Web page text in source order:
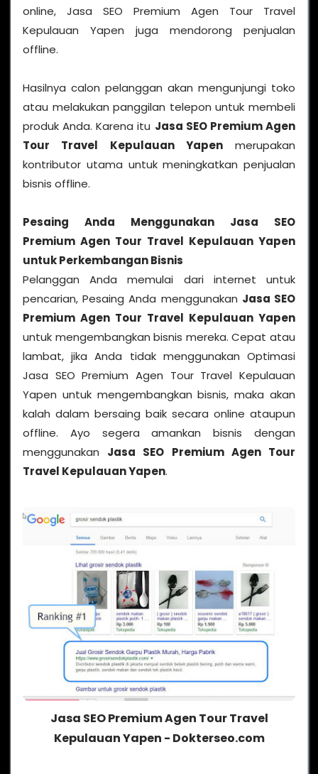
online, Jasa SEO Premium Agen Tour Travel
Kepulauan Yapen juga mendorong penjualan
offline.
Hasilnya calon pelanggan akan mengunjungi toko
atau melakukan panggilan telepon untuk membeli
produk Anda. Karena itu Jasa SEO Premium Agen
Tour Travel Kepulauan Yapenmerupakan
kontributor utama untuk meningkatkan penjualan
bisnis offline.
Pesaing Anda Menggunakan Jasa SEO
Premium Agen Tour Travel Kepulauan Yapen
untuk Perkembangan Bisnis
Pelanggan Anda memulai dari internet untuk
pencarian, Pesaing Anda menggunakan Jasa SEO
Premium Agen Tour Travel Kepulauan Yapen
untuk mengembangkan bisnis mereka. Cepat atau
lambat, jika Anda tidak menggunakan Optimasi
Jasa SEO Premium Agen Tour Travel Kepulauan
Yapen untuk mengembangkan bisnis, maka akan
kalah dalam bersaing baik secara online ataupun
offline. Ayo segera amankan bisnis dengan
menggunakan Jasa SEO Premium Agen Tour
Travel Kepulauan Yapen.
Jasa SEO Premium Agen Tour Travel
Kepulauan Yapen - Dokterseo.com